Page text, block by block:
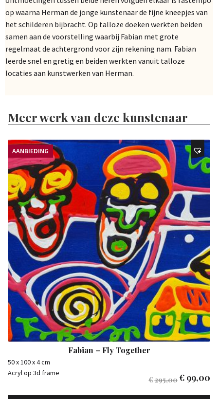
op waarna Herman de jonge kunstenaar de fijne kneepjes van
het schilderen bijbracht. Op talloze doeken werkten beiden
samen aan de voorstelling waarbij Fabian met grote
regelmaat de achtergrond voor zijn rekening nam. Fabian
leerde snel en gretig en beiden werkten vanuit talloze
locaties aan kunstwerken van Herman.
Meer werk van deze kunstenaar
AANBIEDING
Fabian – Fly Together
50 x 100 x 4 cm
Acryl op 3d frame
€295,00€ 99,00